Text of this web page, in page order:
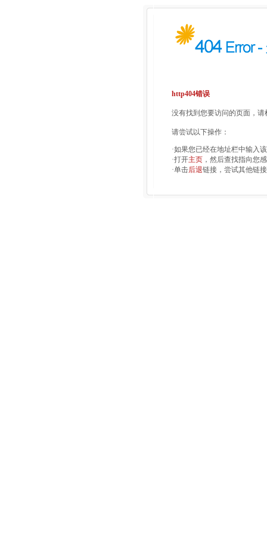
http404错误
没有找到您要访问的页面，
请尝试以下操作：
·如果您已经在地址栏中输入
·打开主页 ，然后查找指向您
·单击后退链接，尝试其他链